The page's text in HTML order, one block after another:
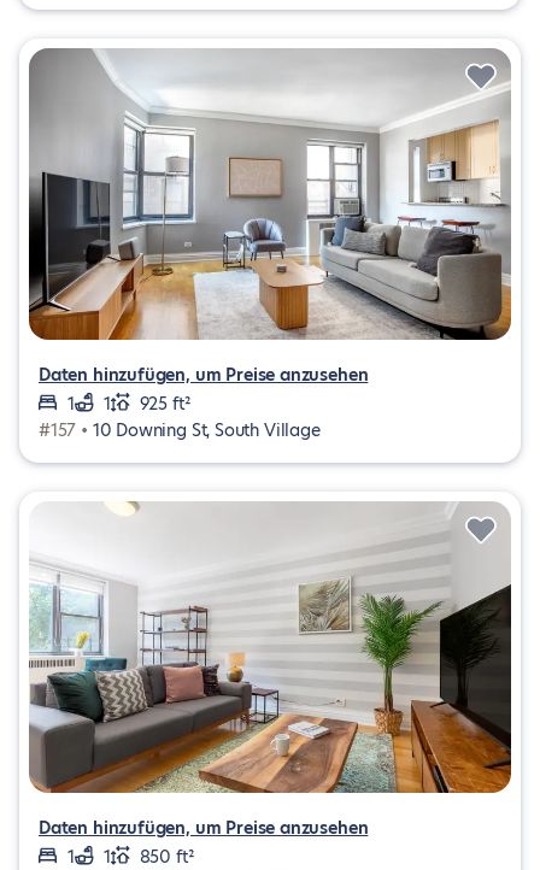
Daten hinzufügen, um Preise anzusehen
1
1
925 ft²
#157 • 10 Downing St, South Village
Daten hinzufügen, um Preise anzusehen
1
1
850 ft²